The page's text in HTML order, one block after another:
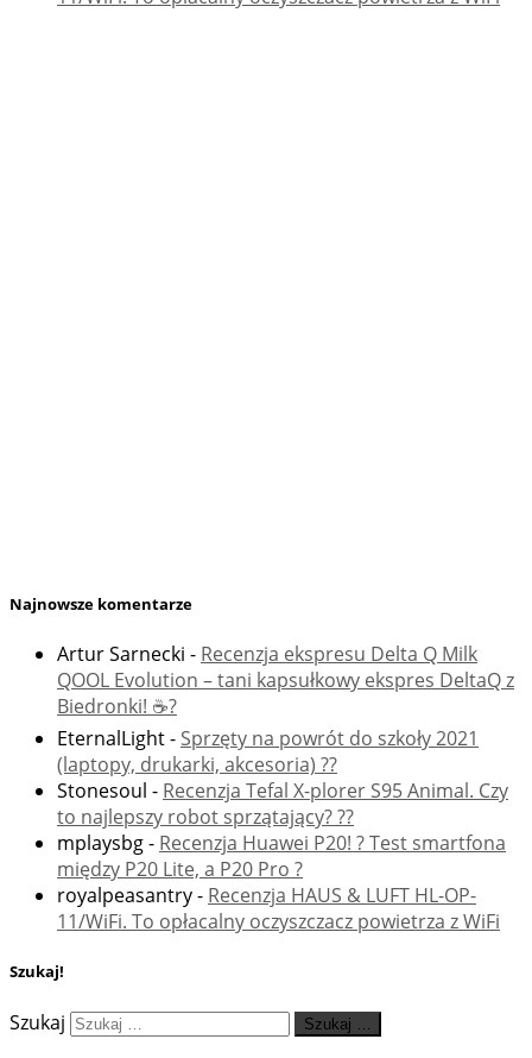
Najnowsze komentarze
Artur Sarnecki - Recenzja ekspresu Delta Q Milk
QOOL Evolution – tani kapsułkowy ekspres DeltaQ z
Biedronki! ☕️?
EternalLight- Sprzęty na powrót do szkoły 2021
(laptopy, drukarki, akcesoria) ??
Stonesoul - Recenzja Tefal X-plorer S95 Animal. Czy
to najlepszy robot sprzątający? ??
mplaysbg- Recenzja Huawei P20! ? Test smartfona
między P20 Lite, a P20 Pro ?
royalpeasantry- Recenzja HAUS & LUFT HL-OP-
11/WiFi. To opłacalny oczyszczacz powietrza z WiFi
Szukaj!
Szukaj Szukaj …